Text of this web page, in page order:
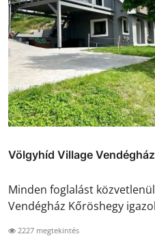
Völgyhíd Village
Minden foglalást
Vendégház Kőröshegy
2227 megtekintés